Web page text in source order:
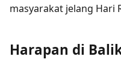
masyarakat jelang Hari
Harapan di